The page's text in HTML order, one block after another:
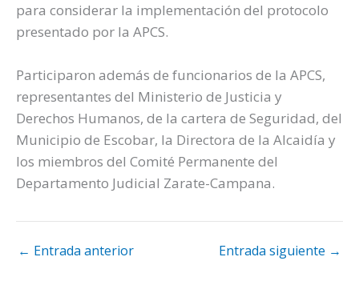
para considerar la implementación del protocolo
presentado por la APCS.
Participaron además de funcionarios de la APCS,
representantes del Ministerio de Justicia y
Derechos Humanos, de la cartera de Seguridad, del
Municipio de Escobar, la Directora de la Alcaidía y
los miembros del Comité Permanente del
Departamento Judicial Zarate-Campana.
← Entrada anterior Entrada siguiente →